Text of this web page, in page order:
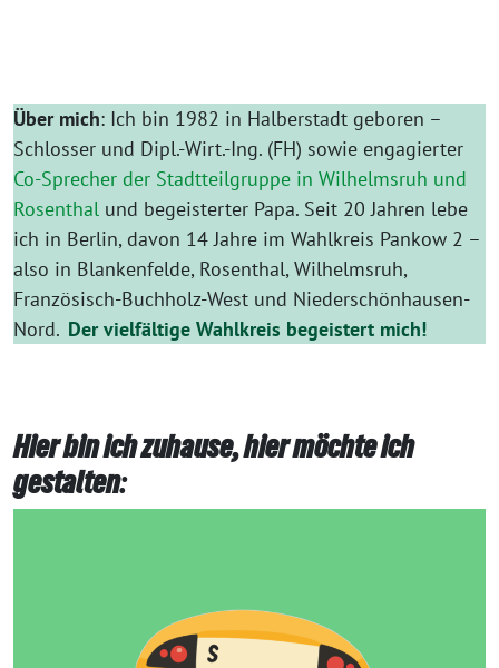
Über mich: Ich bin 1982 in Halberstadt geboren –
Schlosser und Dipl.-Wirt.-Ing. (FH) sowie engagierter
Co-Sprecher der Stadtteilgruppe in Wilhelmsruh und
Rosenthal und begeisterter Papa. Seit 20 Jahren lebe
ich in Berlin, davon 14 Jahre im Wahlkreis Pankow 2 –
also in Blankenfelde, Rosenthal, Wilhelmsruh,
Französisch-Buchholz-West und Niederschönhausen-
Nord. Der vielfältige Wahlkreis begeistert mich!
Hier bin ich zuhause, hier möchte ich
gestalten: